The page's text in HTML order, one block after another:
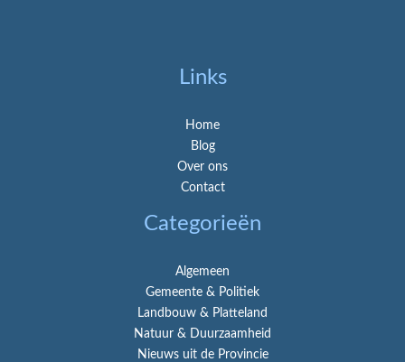
Links
Home
Blog
Over ons
Contact
Categorieën
Algemeen
Gemeente & Politiek
Landbouw & Platteland
Natuur & Duurzaamheid
Nieuws uit de Provincie